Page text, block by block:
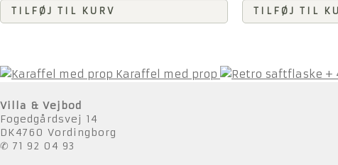
TILFØJ TIL KURV
TILFØJ TIL
Karaffel med prop
Villa & Vejbod
Fogedgårdsvej 14
DK4760 Vordingborg
✆ 71 92 04 93